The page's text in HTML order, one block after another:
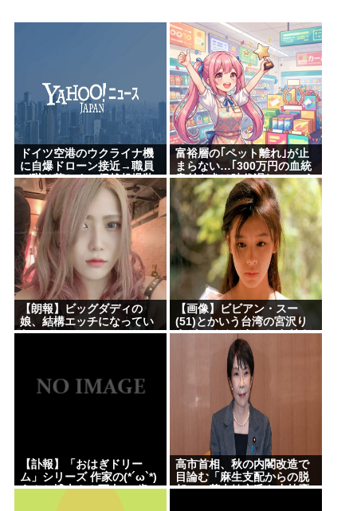
ドイツ空港のウクライナ機
に自爆ドローン接近→職員
が蹴り落とす→偶然起爆装
置が壊れセーフ
富裕層の｢ペット離れ｣が止
まらない…｢300万円の血統
書付き犬は時代遅れ｣という
真のお金持ちが"向かった
先"
【朗報】ビッグダディの
娘、結構エッチになってい
た
【画像】ビビアン・スー
(51)とかいう台湾の宮沢り
えがレベチでえっちすぎる
【訃報】「おはぎドリー
ム」シリーズ 作家の(*´ω`*)
うんち博士さん死去 64歳
高市首相、秋の内閣改造で
目論む「麻生支配からの脱
却」…茂木敏充氏も小林鷹